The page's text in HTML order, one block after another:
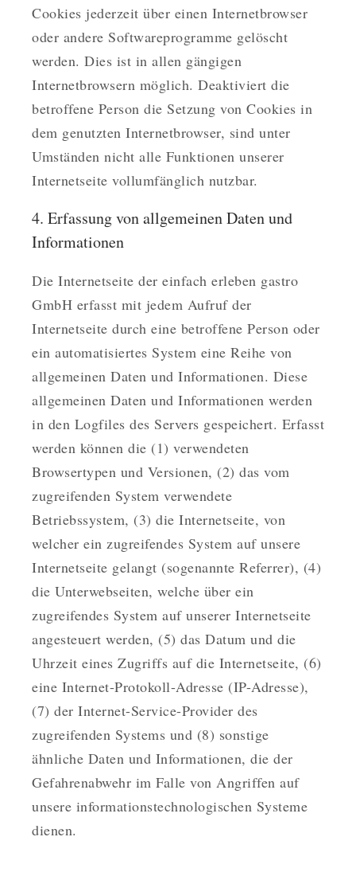
Cookies jederzeit über einen Internetbrowser
oder andere Softwareprogramme gelöscht
werden. Dies ist in allen gängigen
Internetbrowsern möglich. Deaktiviert die
betroffene Person die Setzung von Cookies in
dem genutzten Internetbrowser, sind unter
Umständen nicht alle Funktionen unserer
Internetseite vollumfänglich nutzbar.
4. Erfassung von allgemeinen Daten und
Informationen
Die Internetseite der einfach erleben gastro
GmbH erfasst mit jedem Aufruf der
Internetseite durch eine betroffene Person oder
ein automatisiertes System eine Reihe von
allgemeinen Daten und Informationen. Diese
allgemeinen Daten und Informationen werden
in den Logfiles des Servers gespeichert. Erfasst
werden können die (1) verwendeten
Browsertypen und Versionen, (2) das vom
zugreifenden System verwendete
Betriebssystem, (3) die Internetseite, von
welcher ein zugreifendes System auf unsere
Internetseite gelangt (sogenannte Referrer), (4)
die Unterwebseiten, welche über ein
zugreifendes System auf unserer Internetseite
angesteuert werden, (5) das Datum und die
Uhrzeit eines Zugriffs auf die Internetseite, (6)
eine Internet-Protokoll-Adresse (IP-Adresse),
(7) der Internet-Service-Provider des
zugreifenden Systems und (8) sonstige
ähnliche Daten und Informationen, die der
Gefahrenabwehr im Falle von Angriffen auf
unsere informationstechnologischen Systeme
dienen.